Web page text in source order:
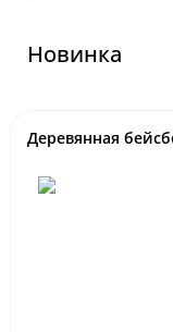
Новинка
Деревянная